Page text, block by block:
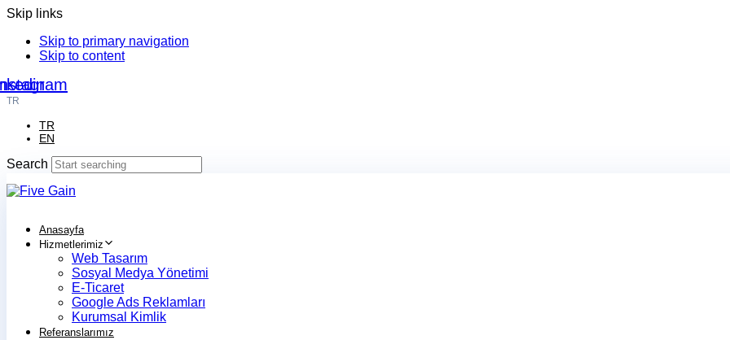
Skip links
Skip to primary navigation
Skip to content
TR
TR
EN
Search
Anasayfa
Hizmetlerimiz
Web Tasarım
Sosyal Medya Yönetimi
E-Ticaret
Google Ads Reklamları
Kurumsal Kimlik
Referanslarımız